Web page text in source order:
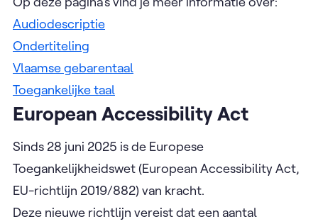
Audiodescriptie
Ondertiteling
Vlaamse gebarentaal
Toegankelijke taal
European Accessibility Act
Sinds 28 juni 2025 is de Europese
Toegankelijkheidswet (European Accessibility Act,
EU-richtlijn 2019/882) van kracht.
Deze nieuwe richtlijn vereist dat een aantal